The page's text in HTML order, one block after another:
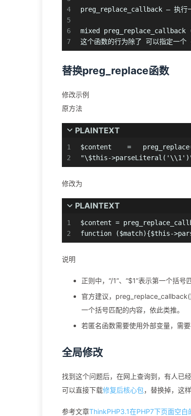
4
5
6
7
preg_replace_callback — 执行一
mixed
这个函数的行为除了 可以指定
替换preg_replace函数
修改示例
原方法
PLAINTEXT
1
2
$content    =
"\$this-
修改为
PLAINTEXT
1
2
$content =
function ($match){$this-
说明
正则中，“/1”、“$1”表示第一个括号
官方建议，
一个括号匹配的内容，依此类推。
若匿名函数需要使用外部变量，需
全局修改
找到这个问题后，在网上查询到，有人已
可以直接下载修复后核心包，替换掉，这
参考文章ThinkPHP3.1在PHP7下页面空白